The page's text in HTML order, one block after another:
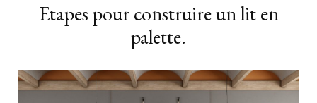
Etapes pour construire un lit en
palette.